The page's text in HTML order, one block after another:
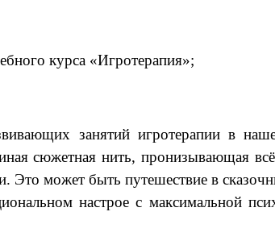
курса «Игротерапия»;
занятий игротерапии в
сюжетная нить, пронизывающая
может быть путешествие в
настрое с максимальной